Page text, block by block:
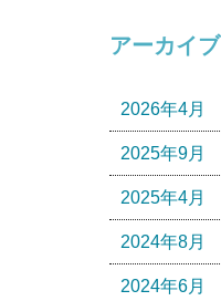
アーカイブ
2026年4月
2025年9月
2025年4月
2024年8月
2024年6月